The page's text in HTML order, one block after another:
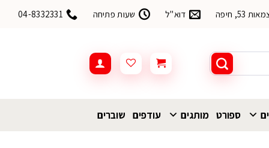
חיפה דוא"ל שעות פתיחה 04-8332331
ספורט מותגים עודפים שוברים